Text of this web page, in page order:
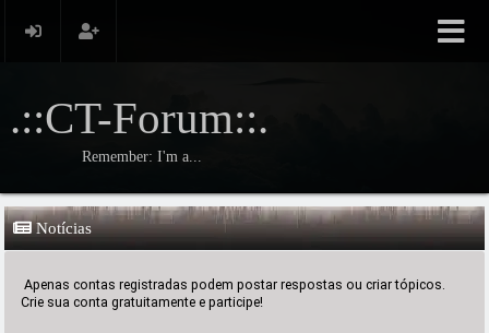
.::CT-Forum::.
Remember: I'm a...
Notícias
Apenas contas registradas podem postar respostas ou criar tópicos.
Crie sua conta gratuitamente e participe!